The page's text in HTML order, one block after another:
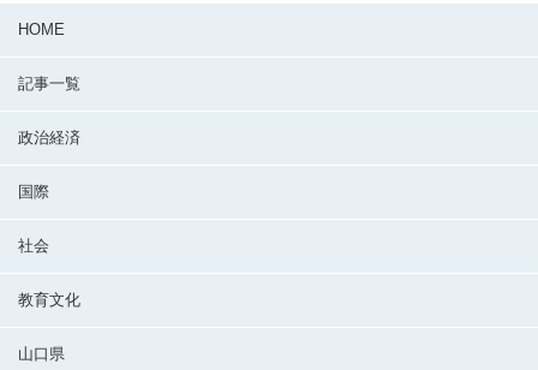
HOME
記事一覧
政治経済
国際
社会
教育文化
山口県